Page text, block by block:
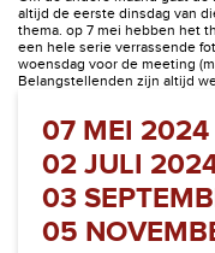
altijd de eerste dinsdag van
thema. op 7 mei hebben het
een hele serie verrassende
woensdag voor de meeting
Belangstellenden zijn altijd
07 MEI 2024
02 JULI
03
05